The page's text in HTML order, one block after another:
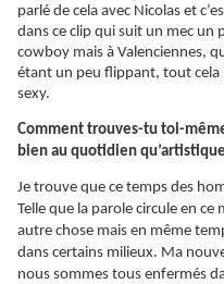
parlé de cela avec Nicolas et
dans ce clip qui suit un mec
cowboy mais à Valenciennes,
étant un peu flippant, tout cela
sexy.
Comment trouves-tu toi-
bien au quotidien
Je trouve que ce temps des
Telle que la parole circule en
autre chose mais en même
dans certains milieux. Ma
nous sommes tous enfermés